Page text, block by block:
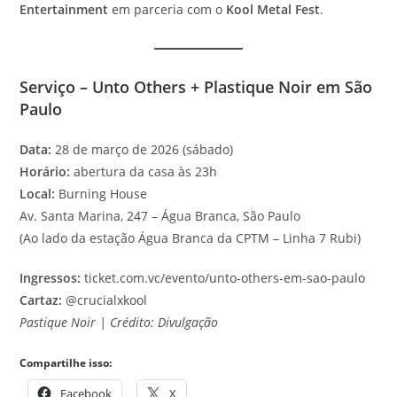
Entertainment em parceria com o Kool Metal Fest.
Serviço – Unto Others + Plastique Noir em São
Paulo
Data: 28 de março de 2026 (sábado)
Horário: abertura da casa às 23h
Local: Burning House
Av. Santa Marina, 247 – Água Branca, São Paulo
(Ao lado da estação Água Branca da CPTM – Linha 7 Rubi)
Ingressos: ticket.com.vc/evento/unto-others-em-sao-paulo
Cartaz: @crucialxkool
Pastique Noir | Crédito: Divulgação
Compartilhe isso:
Facebook X